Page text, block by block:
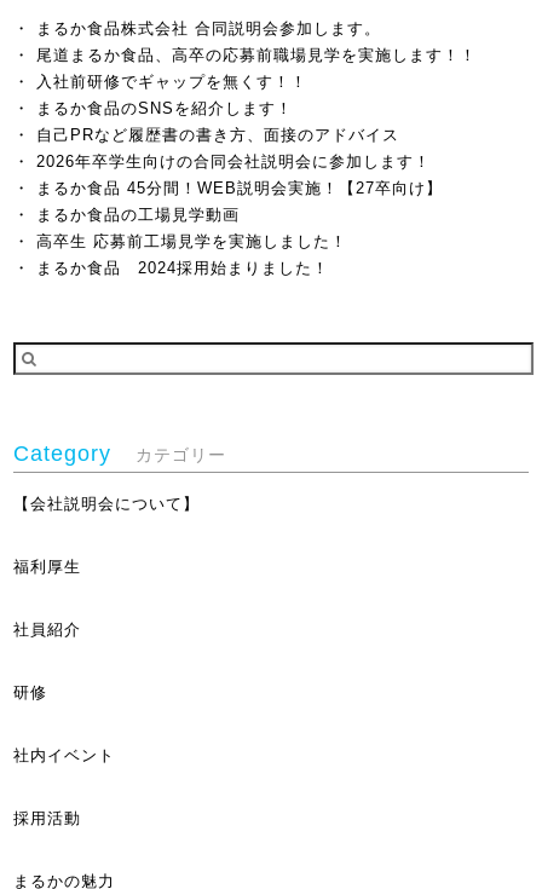
まるか食品株式会社 合同説明会参加します。
尾道まるか食品、高卒の応募前職場見学を実施します！！
入社前研修でギャップを無くす！！
まるか食品のSNSを紹介します！
自己PRなど履歴書の書き方、面接のアドバイス
2026年卒学生向けの合同会社説明会に参加します！
まるか食品 45分間！WEB説明会実施！【27卒向け】
まるか食品の工場見学動画
高卒生 応募前工場見学を実施しました！
まるか食品 2024採用始まりました！
Category カテゴリー
【会社説明会について】
福利厚生
社員紹介
研修
社内イベント
採用活動
まるかの魅力